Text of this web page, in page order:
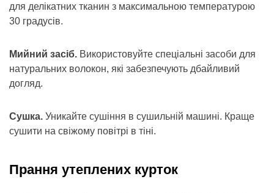
для делікатних тканин з максимальною температурою
30 градусів.
Мийний засіб. Використовуйте спеціальні засоби для
натуральних волокон, які забезпечують дбайливий
догляд.
Сушка. Уникайте сушіння в сушильній машині. Краще
сушити на свіжому повітрі в тіні.
Прання утеплених курток